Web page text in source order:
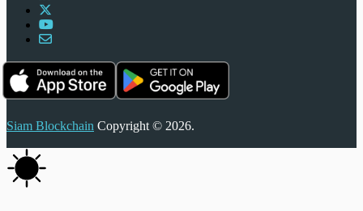
Siam Blockchain Copyright © 2026.